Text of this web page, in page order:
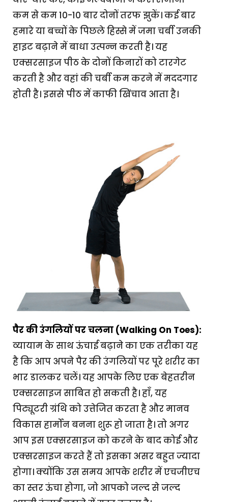
कम से कम 10-10 बार दोनों तरफ झुकें। कई बार
हमारे या बच्चों के पिछले हिस्से में जमा चर्बी उनकी
हाइट बढ़ाने में बाधा उत्पन्न करती है। यह
एक्सरसाइज पीठ के दोनों किनारों को टारगेट
करती है और वहां की चर्बी कम करने में मददगार
होती है। इससे पीठ में काफी खिंचाव आता है।
पैर की उंगलियों पर चलना (Walking On Toes):
व्यायाम के साथ ऊंचाई बढ़ाने का एक तरीका यह
है कि आप अपने पैर की उंगलियों पर पूरे शरीर का
भार डालकर चलें। यह आपके लिए एक बेहतरीन
एक्सरसाइज साबित हो सकती है। हाँ, यह
पिट्यूटरी ग्रंथि को उत्तेजित करता है और मानव
विकास हार्मोन बनना शुरू हो जाता है। तो अगर
आप इस एक्सरसाइज को करने के बाद कोई और
एक्सरसाइज करते हैं तो इसका असर बहुत ज्यादा
होगा। क्योंकि उस समय आपके शरीर में एचजीएच
का स्तर ऊंचा होगा, जो आपको जल्द से जल्द